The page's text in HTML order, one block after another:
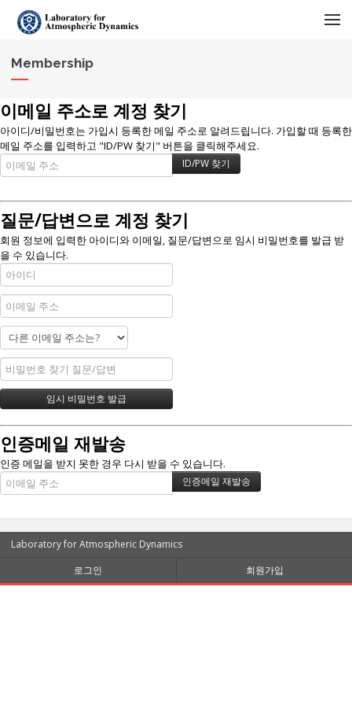
Membership
이메일 주소로 계정 찾기
아이디/비밀번호는 가입시 등록한 메일 주소로 알려드립니다. 가입할 때 등록한
메일 주소를 입력하고 "ID/PW 찾기" 버튼을 클릭해주세요.
질문/답변으로 계정 찾기
회원 정보에 입력한 아이디와 이메일, 질문/답변으로 임시 비밀번호를 발급 받
을 수 있습니다.
인증메일 재발송
인증 메일을 받지 못한 경우 다시 받을 수 있습니다.
Laboratory for Atmospheric Dynamics
로그인
회원가입